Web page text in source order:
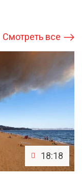
Смотреть все
18:18